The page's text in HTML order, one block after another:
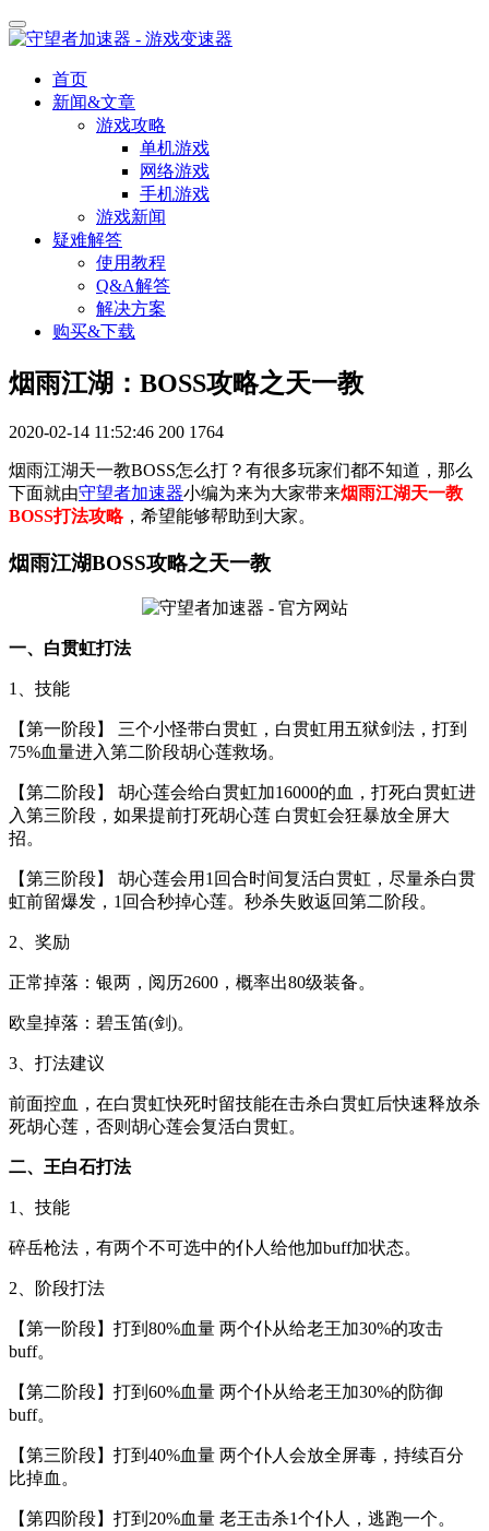
首页
新闻&文章
游戏攻略
单机游戏
网络游戏
手机游戏
游戏新闻
疑难解答
使用教程
Q&A解答
解决方案
购买&下载
烟雨江湖：BOSS攻略之天一教
2020-02-14 11:52:46 200 1764
烟雨江湖天一教BOSS怎么打？有很多玩家们都不知道，那么
下面就由守望者加速器小编为来为大家带来烟雨江湖天一教
BOSS打法攻略，希望能够帮助到大家。
烟雨江湖BOSS攻略之天一教
一、白贯虹打法
1、技能
【第一阶段】 三个小怪带白贯虹，白贯虹用五狱剑法，打到
75%血量进入第二阶段胡心莲救场。
【第二阶段】 胡心莲会给白贯虹加16000的血，打死白贯虹进
入第三阶段，如果提前打死胡心莲 白贯虹会狂暴放全屏大
招。
【第三阶段】 胡心莲会用1回合时间复活白贯虹，尽量杀白贯
虹前留爆发，1回合秒掉心莲。秒杀失败返回第二阶段。
2、奖励
正常掉落：银两，阅历2600，概率出80级装备。
欧皇掉落：碧玉笛(剑)。
3、打法建议
前面控血，在白贯虹快死时留技能在击杀白贯虹后快速释放杀
死胡心莲，否则胡心莲会复活白贯虹。
二、王白石打法
1、技能
碎岳枪法，有两个不可选中的仆人给他加buff加状态。
2、阶段打法
【第一阶段】打到80%血量 两个仆从给老王加30%的攻击
buff。
【第二阶段】打到60%血量 两个仆从给老王加30%的防御
buff。
【第三阶段】打到40%血量 两个仆人会放全屏毒，持续百分
比掉血。
【第四阶段】打到20%血量 老王击杀1个仆人，逃跑一个。